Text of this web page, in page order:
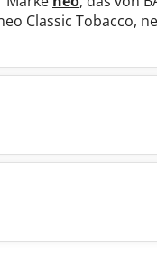
Classic Tobacco,